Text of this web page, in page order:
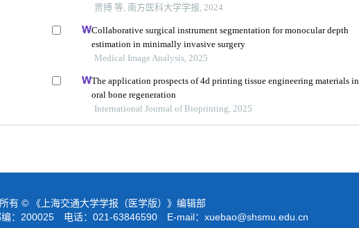
贾搏 等, 南方医科大学学报, 2024
Collaborative surgical instrument segmentation for monocular depth
estimation in minimally invasive surgery
Medical Image Analysis, 2025
The application prospects of 4d printing tissue engineering materials in
oral bone regeneration
International Journal of Bioprinting, 2025
有 © 《上海交通大学学报（医学版）》编辑部
：200025 电话：021-63846590 E-mail： xuebao@shsmu.edu.cn